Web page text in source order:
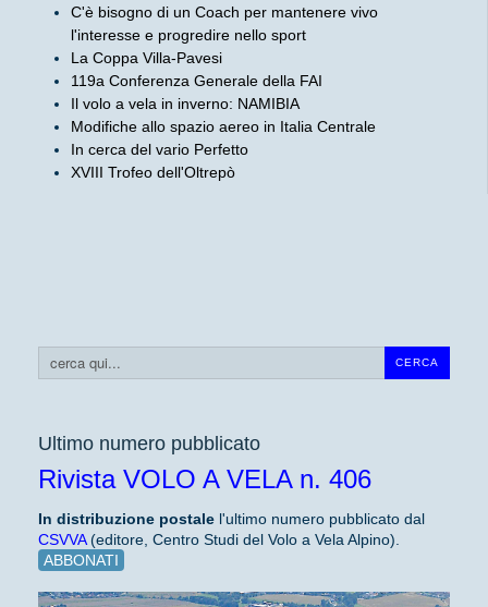
CERCA
Cerca...
Ultimo numero pubblicato
Rivista VOLO A VELA n. 406
In distribuzione postale l'ultimo numero pubblicato dal
CSVVA(editore, Centro Studi del Volo a Vela Alpino).
ABBONATI
C'è bisogno di un Coach per mantenere vivo
l'interesse e progredire nello sport
La Coppa Villa-Pavesi
119a Conferenza Generale della FAI
Il volo a vela in inverno: NAMIBIA
Modifiche allo spazio aereo in Italia Centrale
In cerca del vario Perfetto
XVIII Trofeo dell'Oltrepò